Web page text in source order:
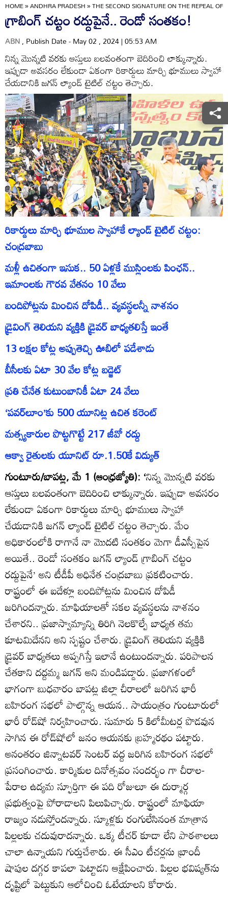
HOME»ANDHRA PRADESH»THE SECOND SIGNATURE ON THE REPEAL
గ్రాబింగ్‌ చట్టం రద్దుపైనే.. రెండో సంతకం!
ABN, Publish Date - May 02 , 2024 | 05:53 AM
నిన్న మొన్నటి వరకు ఆస్తులు బలవంతంగా బెదిరించి లాక్కున్నారు.
ఇప్పుడా అవసరం లేకుండా ఏకంగా రికార్డులు మార్చి భూములు స్వాహా
చేయడానికి జగన్‌ ల్యాండ్‌ టైటిల్‌ చట్టం తెచ్చారు.
రికార్డులు మార్చి భూముల స్వాహాకే ల్యాండ్‌ టైటిల్‌ చట్టం:
చంద్రబాబు
మళ్లీ ఉచితంగా ఇసుక.. 50 ఏళ్లకే ముస్లింలకు పింఛన్‌..
ఇమాంలకు గౌరవ వేతనం 10 వేలు
బందిపోట్లను మించిన దోపిడీ.. వ్యవస్థలన్నీ నాశనం
డ్రైవింగ్‌ తెలియని వ్యక్తికి డ్రైవర్‌ బాధ్యతలిస్తే ఇంతే
13 లక్షల కోట్ల అప్పుతెచ్చి ఊబిలో పడేశాడు
బీసీలకు ఏటా 30 వేల కోట్ల బడ్జెట్‌
ప్రతి చేనేత కుటుంబానికీ ఏటా 24 వేలు
‘పవర్‌లూం’కు 500 యూనిట్ల ఉచిత కరెంట్‌
మత్స్యకారుల పొట్టగొట్టే 217 జీవో రద్దు
ఆక్వా రైతులకు యూనిట్‌ రూ.1.50కే విద్యుత్‌
గుంటూరు/బాపట్ల, మే 1 (ఆంధ్రజ్యోతి): ‘నిన్న మొన్నటి వరకు
ఆస్తులు బలవంతంగా బెదిరించి లాక్కున్నారు. ఇప్పుడా అవసరం
లేకుండా ఏకంగా రికార్డులు మార్చి భూములు స్వాహా
చేయడానికి జగన్‌ ల్యాండ్‌ టైటిల్‌ చట్టం తెచ్చారు. మేం
అధికారంలోకి రాగానే నా మొదటి సంతకం మెగా డీఎస్సీపైన
అయితే.. రెండో సంతకం జగన్‌ ల్యాండ్‌ గ్రాబింగ్‌ చట్టం
రద్దుపైనే’ అని టీడీపీ అధినేత చంద్రబాబు ప్రకటించారు.
రాష్ట్రంలో ఈ ఐదేళ్లూ బందిపోట్లను మించిన దోపిడీ
జరిగిందన్నారు. మాఫియాలతో సకల వ్యవస్థలను నాశనం
చేశారని.. ప్రజాస్వామ్యాన్ని తిరిగి నెలకొల్పే బాధ్యత తమ
కూటమిదేనని అని స్పష్టం చేశారు. డ్రైవింగ్‌ తెలియని వ్యక్తికి
డ్రైవర్‌ బాధ్యతలు అప్పగిస్తే ఇలానే ఉంటుందన్నారు. పరిపాలన
చేతకాని దద్దమ్మ జగన్‌ అని మండిపడ్డారు. ప్రజాగళంలో
భాగంగా బుధవారం బాపట్ల జిల్లా చీరాలలో జరిగిన భారీ
బహిరంగ సభలో పాల్గొన్న ఆయన.. సాయంత్రం గుంటూరులో
భారీ రోడ్‌షో నిర్వహించారు. సుమారు 5 కిలోమీటర్ల పొడవున
సాగిన ఈ రోడ్‌షోలో జనం ఆయనకు బ్రహ్మరథం పట్టారు.
అనంతరం జిన్నాటవర్‌ సెంటర్‌ వద్ద జరిగిన బహిరంగ సభలో
ప్రసంగించారు. కార్మికుల దినోత్సవం సందర్భం గా చీరాల-
పేరాల ఉద్యమ స్ఫూర్తిగా ఈ పది రోజులూ ఈ దుర్మార్గ
ప్రభుత్వంపై పోరాడాలని పిలుపిచ్చారు. రాష్ట్రంలో మాఫియా
రాజ్యం నడుస్తోందన్నారు. స్కూళ్లకు రంగులేసినంత మాత్రాన
పిల్లలకు చదువురాదన్నారు. ఒక్క టీచర్‌ కూడా లేని పాఠశాలలు
చాలా ఉన్నాయని గుర్తుచేశారు. ఈ సీఎం టీచర్లను బ్రాందీ
షాపుల దగ్గర కాపలా పెట్టాడని ఆక్షేపించారు. పిల్లల భవిష్యత్‌ను
దృష్టిలో పెట్టుకుని ఆలోచించి ఓటేయాలని కోరారు.